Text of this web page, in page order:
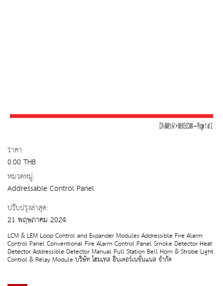
ราคา:
0.00 THB
หมวดหมู่:
Addressable Control Panel
ปรับปรุงล่าสุด:
21 พฤษภาคม 2024
LCM & LEM Loop Control and Expander Modules Addressible Fire Alarm
Control Panel Conventional Fire Alarm Control Panel Smoke Detector Heat
Detector Addressible Detector Manual Pull Station Bell Horn & Strobe Light
Control & Relay Module บริษัท โฮมเทล อินเตอร์เนชั่นแนล จำกัด